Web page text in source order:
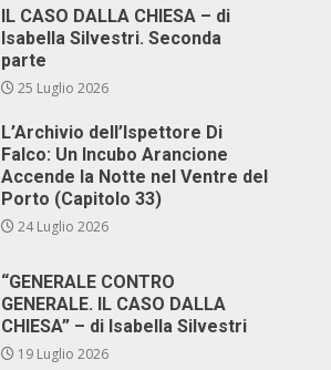
IL CASO DALLA CHIESA – di
Isabella Silvestri. Seconda
parte
25 Luglio 2026
L’Archivio dell’Ispettore Di
Falco: Un Incubo Arancione
Accende la Notte nel Ventre del
Porto (Capitolo 33)
24 Luglio 2026
“GENERALE CONTRO
GENERALE. IL CASO DALLA
CHIESA” – di Isabella Silvestri
19 Luglio 2026